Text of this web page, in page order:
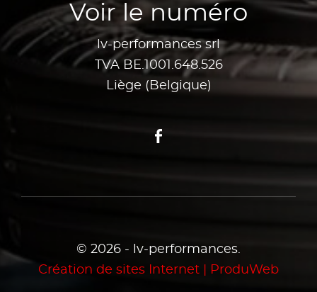
Voir le numéro
lv-performances srl
TVA BE.1001.648.526
Liège (Belgique)
© 2026 - lv-performances.
Création de sites Internet | ProduWeb